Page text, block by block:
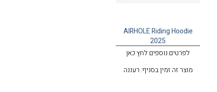
AIRHOLE Riding Hoodie
2025
לפרטים נוספים לחץ כאן
מוצר זה זמין בסניף: רעננה